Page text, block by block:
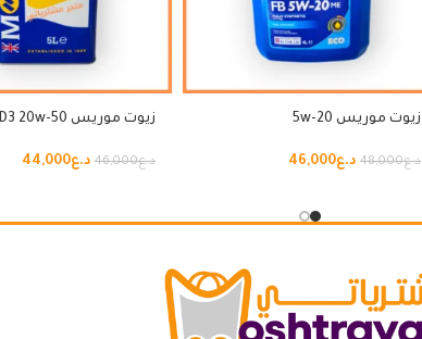
زيوت موريس 5w-20
د.ع48,000 د.ع46,000
زيوت موريس HD3 20w-50
د.ع46,000 د.ع44,000